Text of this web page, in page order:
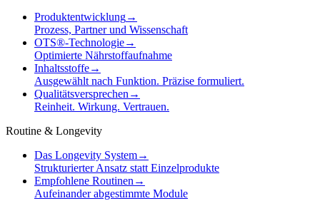
Produktentwicklung→
Prozess, Partner und Wissenschaft
OTS®-Technologie→
Optimierte Nährstoffaufnahme
Inhaltsstoffe→
Ausgewählt nach Funktion. Präzise formuliert.
Qualitätsversprechen→
Reinheit. Wirkung. Vertrauen.
Routine & Longevity
Das Longevity System→
Strukturierter Ansatz statt Einzelprodukte
Empfohlene Routinen→
Aufeinander abgestimmte Module